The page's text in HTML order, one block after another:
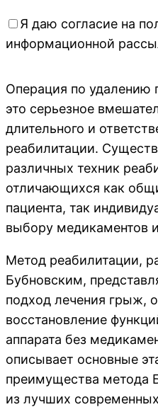
Я даю согласие на
информационной
Операция по удалению
это серьезное
длительного и
реабилитации.
различных техник
отличающихся как
пациента, так
выбору медикаментов
Метод реабилитации,
Бубновским,
подход лечения грыж,
восстановление
аппарата без
описывает основные
преимущества метода
из лучших